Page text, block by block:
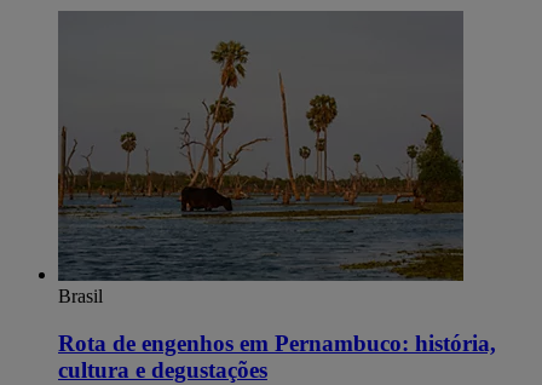
Brasil
Rota de engenhos em Pernambuco: história,
cultura e degustações